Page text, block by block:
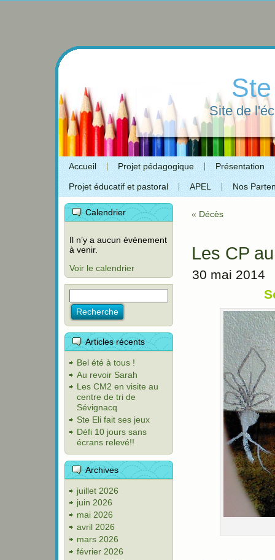
Site de
Accueil Projet pédagogique Présentation
Projet éducatif et pastoral APEL Nos
Calendrier
Il n’y a aucun évènement
à venir.
Voir le calendrier
Articles récents
Bel été à tous !
Au revoir Sarah
Les CM2 en visite au
centre de tri de
Sévignacq
Ste Eli fait ses jeux
Défi 10 jours sans
écrans relevé!!
Archives
juillet 2026
juin 2026
mai 2026
avril 2026
mars 2026
février 2026
« Décès
Les CP
30 mai 2014